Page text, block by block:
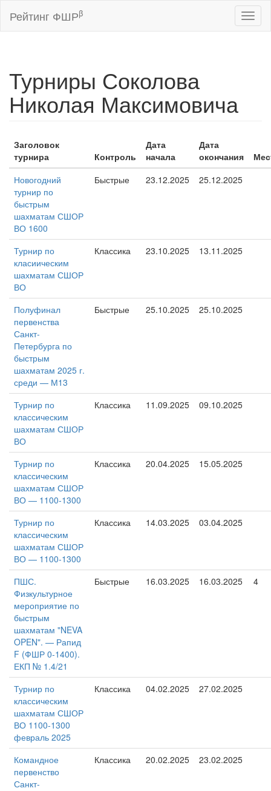
Рейтинг ФШРβ
Турниры Соколова
Николая Максимовича
Заголовок
турнира
Контроль
Дата
начала
Дата
окончания
Новогодний
турнир по
быстрым
шахматам СШОР
ВО 1600
Быстрые 23.12.2025 25.12.2025
Турнир по
класиическим
шахматам СШОР
ВО
Классика 23.10.2025 13.11.2025
Полуфинал
первенства
Санкт-
Петербурга по
быстрым
шахматам 2025 г.
среди — М13
Быстрые 25.10.2025 25.10.2025
Турнир по
классическим
шахматам СШОР
ВО
Классика 11.09.2025 09.10.2025
Турнир по
классическим
шахматам СШОР
ВО — 1100-1300
Классика 20.04.2025 15.05.2025
Турнир по
классическим
шахматам СШОР
ВО — 1100-1300
Классика 14.03.2025 03.04.2025
ПШС.
Физкультурное
мероприятие по
быстрым
шахматам "NEVA
OPEN". — Рапид
F (ФШР 0-1400).
ЕКП № 1.4/21
Быстрые 16.03.2025 16.03.2025 4
Турнир по
классическим
шахматам СШОР
ВО 1100-1300
февраль 2025
Классика 04.02.2025 27.02.2025
Командное
первенство
Санкт-
Классика 20.02.2025 23.02.2025